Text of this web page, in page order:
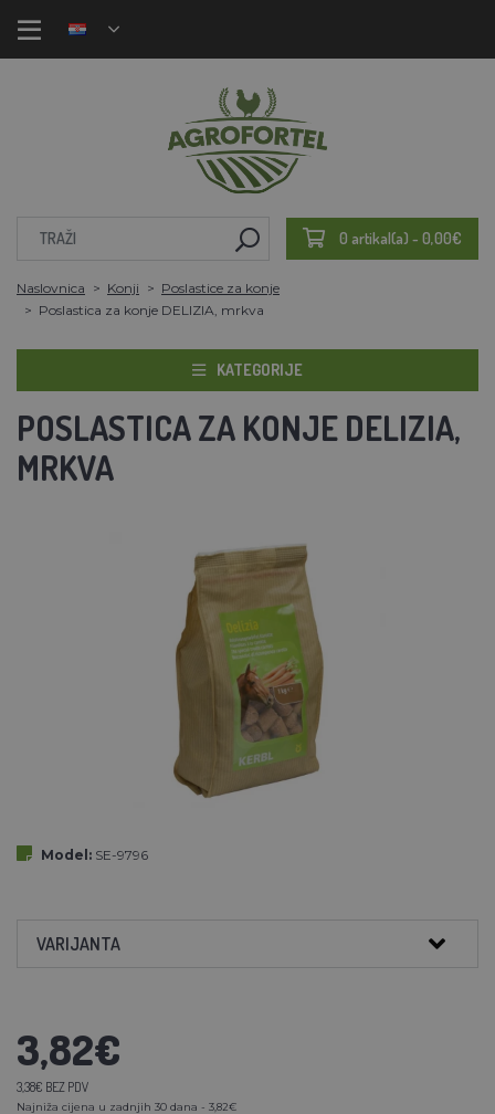
0 artikal(a) - 0,00€
Naslovnica Konji
Poslastice za konje
Poslastica za konje DELIZIA, mrkva
KATEGORIJE
POSLASTICA ZA KONJE DELIZIA,
MRKVA
Model: SE-9796
VARIJANTA
3,82€
3,38€ BEZ PDV
Najniža cijena u zadnjih 30 dana - 3,82€